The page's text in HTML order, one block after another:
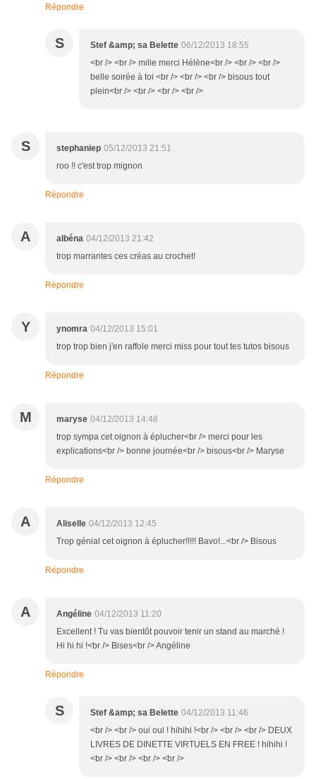
Répondre
S Stef &amp; sa Belette 06/12/2013 18:55
<br /> <br /> mille merci Hélène<br /> <br /> <br />
belle soirée à toi <br /> <br /> <br /> bisous tout
plein<br /> <br /> <br /> <br />
S stephaniep 05/12/2013 21:51
roo !! c'est trop mignon
Répondre
A albéna 04/12/2013 21:42
trop marrantes ces créas au crochet!
Répondre
Y ynomra 04/12/2013 15:01
trop trop bien j'en raffole merci miss pour tout tes tutos bisous
Répondre
M maryse 04/12/2013 14:48
trop sympa cet oignon à éplucher<br /> merci pour les
explications<br /> bonne journée<br /> bisous<br /> Maryse
Répondre
A Aliselle 04/12/2013 12:45
Trop génial cet oignon à éplucher!!!!! Bavo!...<br /> Bisous
Répondre
A Angéline 04/12/2013 11:20
Excellent ! Tu vas bientôt pouvoir tenir un stand au marché !
Hi hi hi !<br /> Bises<br /> Angéline
Répondre
S Stef &amp; sa Belette 04/12/2013 11:46
<br /> <br /> oui oui ! hihihi !<br /> <br /> <br /> DEUX
LIVRES DE DINETTE VIRTUELS EN FREE ! hihihi !
<br /> <br /> <br /> <br />